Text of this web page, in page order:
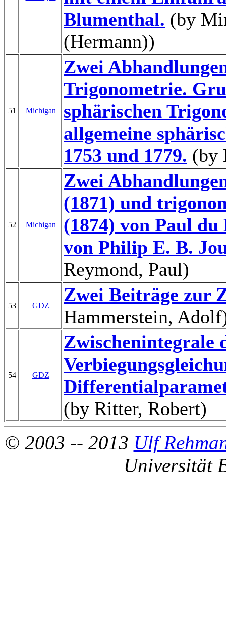
Blumenthal. (by
(Hermann))
51 Michigan
Zwei
Trigonometrie.
sphärischen
allgemeine
1753 und 1779. (by
52 Michigan
Zwei
(1871) und
(1874) von Paul
von Philip E. B.
Reymond, Paul)
53 GDZ
Zwei Beiträge zur
Hammerstein,
54 GDZ
Zwischenintegrale
(by Ritter, Robert)
© 2003 -- 2013 Ulf
Universität